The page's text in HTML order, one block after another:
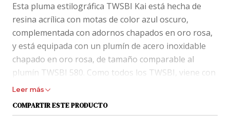
Esta pluma estilográfica TWSBI Kai está hecha de
resina acrílica con motas de color azul oscuro,
complementada con adornos chapados en oro rosa,
y está equipada con un plumín de acero inoxidable
chapado en oro rosa, de tamaño comparable al
plumín TWSBI 580. Como todos los TWSBI, viene con
un mecanismo de llenado de tinta de pistón y tiene
le permite ver el nivel de tinta restante.
Leer más
COMPARTIR ESTE PRODUCTO